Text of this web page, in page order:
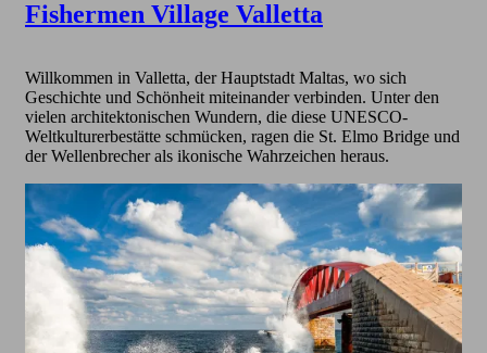
Fishermen Village Valletta
Willkommen in Valletta, der Hauptstadt Maltas, wo sich
Geschichte und Schönheit miteinander verbinden. Unter den
vielen architektonischen Wundern, die diese UNESCO-
Weltkulturerbestätte schmücken, ragen die St. Elmo Bridge und
der Wellenbrecher als ikonische Wahrzeichen heraus.